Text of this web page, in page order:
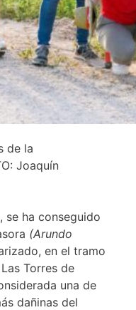
de la
Joaquín
se ha conseguido
(Arundo
en el tramo
Torres de
una de
dañinas del